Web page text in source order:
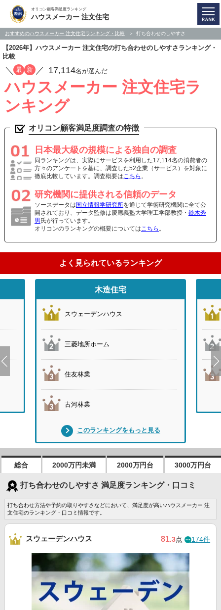
オリコン顧客満足度ランキング
ハウスメーカー 注文住宅
おすすめのハウスメーカー 注文住宅ランキング・比較 打ち合わせのしやすさ
【2026年】ハウスメーカー 注文住宅の打ち合わせのしやすさランキング・
比較
／ 最 新 ／ 17,114名が選んだ
ハウスメーカー 注文住宅ラ
ンキング
オリコン顧客満足度調査の特徴
日本最大級の規模による独自の調査
同ランキングは、実際にサービスを利用した17,114名の消費者の
方々のアンケートを基に、調査した52企業（サービス）を対象に
徹底比較しています。調査概要はこちら 。
研究機関に提供される信頼のデータ
ソースデータは 国立情報学研究所を通じて学術研究機関に全て公
開されており、データ監修は慶應義塾大学理工学部教授・ 鈴木秀
男 氏が行っています。
オリコンのランキングの概要についてはこちら 。
よく見られているランキング
木造住宅
スウェーデンハウス
三菱地所ホーム
住友林業
古河林業
このランキングをもっと見る
総合 2000万円未満 2000万円台 3000万円台
打ち合わせのしやすさ 満足度ランキング・口コミ
打ち合わせ方法や予約の取りやすさなどにおいて、満足度が高いハウスメーカー 注
文住宅のランキング・口コミ情報です。
スウェーデンハウス 81.3点 174件